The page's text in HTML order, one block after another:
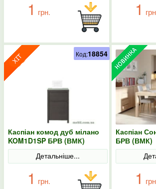
1 грн. 1
Каспіан комод дуб мілано
KOM1D1SP БРВ (ВМК)
Детальніше...
1 грн.
Код:18854
Каспіан
БРВ (ВМК)
1